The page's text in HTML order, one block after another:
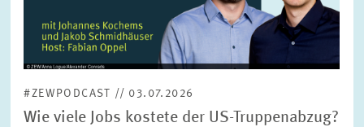
#ZEWPODCAST // 03.07.2026
Wie viele Jobs kostete der US-Truppenabzug?